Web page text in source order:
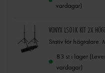
vardagar)
VONYX LS01K KIT 2X
Stativ för
83 st i lager
vardagar)